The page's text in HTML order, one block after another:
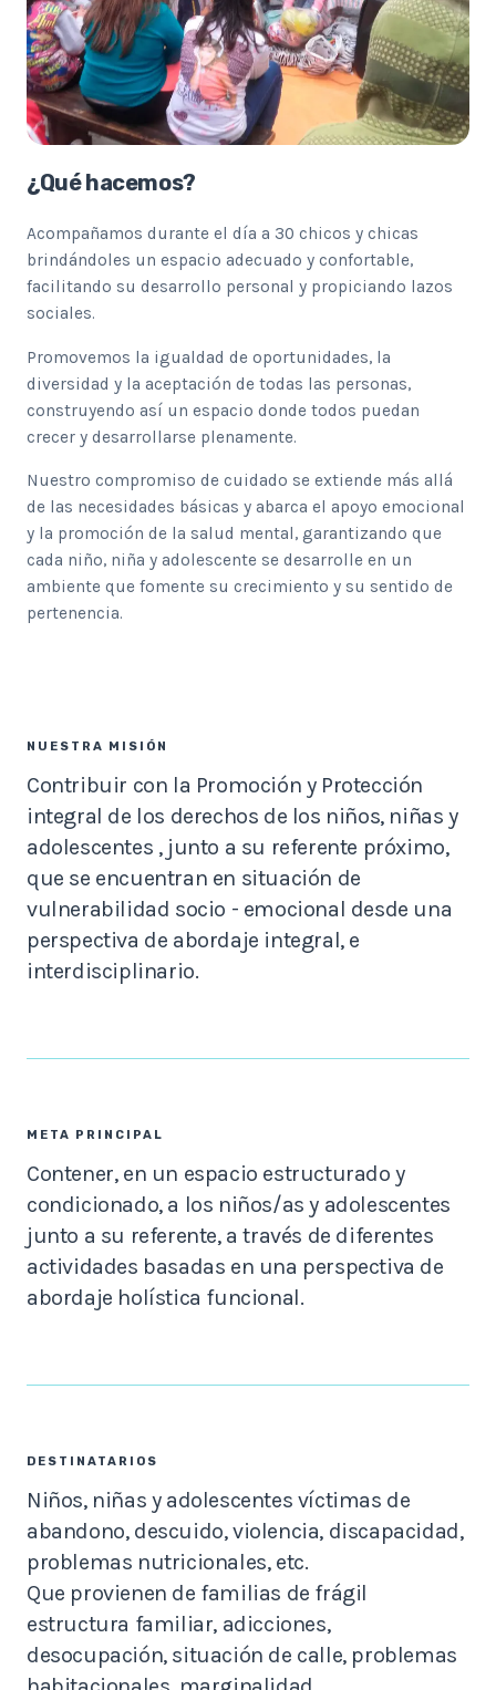
¿Qué hacemos?
Acompañamos durante el día a 30 chicos y chicas
brindándoles un espacio adecuado y confortable,
facilitando su desarrollo personal y propiciando lazos
sociales.
Promovemos la igualdad de oportunidades, la
diversidad y la aceptación de todas las personas,
construyendo así un espacio donde todos puedan
crecer y desarrollarse plenamente.
Nuestro compromiso de cuidado se extiende más allá
de las necesidades básicas y abarca el apoyo emocional
y la promoción de la salud mental, garantizando que
cada niño, niña y adolescente se desarrolle en un
ambiente que fomente su crecimiento y su sentido de
pertenencia.
NUESTRA MISIÓN
Contribuir con la Promoción y Protección
integral de los derechos de los niños, niñas y
adolescentes , junto a su referente próximo,
que se encuentran en situación de
vulnerabilidad socio - emocional desde una
perspectiva de abordaje integral, e
interdisciplinario.
META PRINCIPAL
Contener, en un espacio estructurado y
condicionado, a los niños/as y adolescentes
junto a su referente, a través de diferentes
actividades basadas en una perspectiva de
abordaje holística funcional.
DESTINATARIOS
Niños, niñas y adolescentes víctimas de
abandono, descuido, violencia, discapacidad,
problemas nutricionales, etc.
Que provienen de familias de frágil
estructura familiar, adicciones,
desocupación, situación de calle, problemas